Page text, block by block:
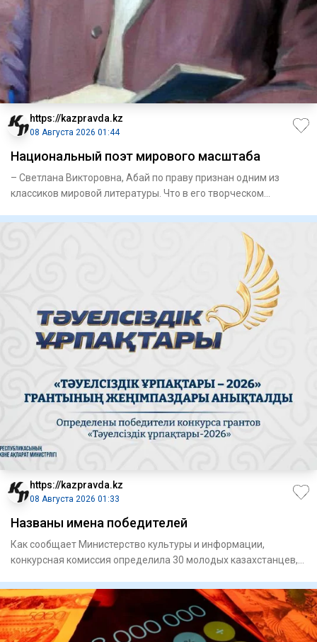
https://kazpravda.kz
08 Августа 2026 01:44
Национальный поэт мирового масштаба
– Светлана Викторовна, Абай по праву признан одним из
классиков мировой литературы. Что в его творческом
https://kazpravda.kz
08 Августа 2026 01:33
Названы имена победителей
Как сообщает Министерство культуры и информации,
конкурсная комиссия определила 30 молодых казахстанцев,